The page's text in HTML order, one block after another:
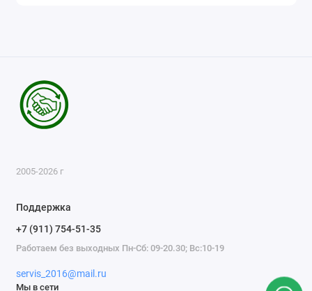
2005-2026 г
Поддержка
+7 (911) 754-51-35
Работаем без выходных Пн-Сб: 09-20.30; Вс:10-19
servis_2016@mail.ru
Мы в сети